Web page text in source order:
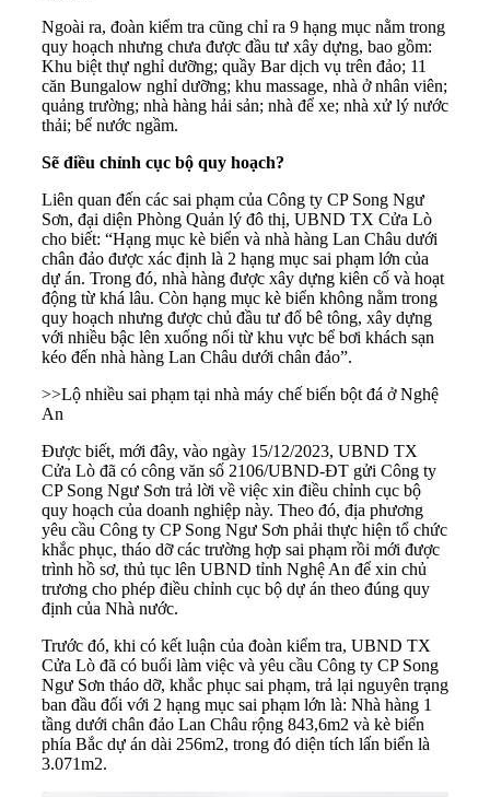
Ngoài ra, đoàn kiểm tra cũng chỉ ra 9 hạng mục nằm trong
quy hoạch nhưng chưa được đầu tư xây dựng, bao gồm:
Khu biệt thự nghỉ dưỡng; quầy Bar dịch vụ trên đảo; 11
căn Bungalow nghỉ dưỡng; khu massage, nhà ở nhân viên;
quảng trường; nhà hàng hải sản; nhà để xe; nhà xử lý nước
thải; bể nước ngầm.
Sẽ điều chỉnh cục bộ quy hoạch?
Liên quan đến các sai phạm của Công ty CP Song Ngư
Sơn, đại diện Phòng Quản lý đô thị, UBND TX Cửa Lò
cho biết: “Hạng mục kè biển và nhà hàng Lan Châu dưới
chân đảo được xác định là 2 hạng mục sai phạm lớn của
dự án. Trong đó, nhà hàng được xây dựng kiên cố và hoạt
động từ khá lâu. Còn hạng mục kè biển không nằm trong
quy hoạch nhưng được chủ đầu tư đổ bê tông, xây dựng
với nhiều bậc lên xuống nối từ khu vực bể bơi khách sạn
kéo đến nhà hàng Lan Châu dưới chân đảo”.
>>Lộ nhiều sai phạm tại nhà máy chế biến bột đá ở Nghệ
An
Được biết, mới đây, vào ngày 15/12/2023, UBND TX
Cửa Lò đã có công văn số 2106/UBND-ĐT gửi Công ty
CP Song Ngư Sơn trả lời về việc xin điều chỉnh cục bộ
quy hoạch của doanh nghiệp này. Theo đó, địa phương
yêu cầu Công ty CP Song Ngư Sơn phải thực hiện tổ chức
khắc phục, tháo dỡ các trường hợp sai phạm rồi mới được
trình hồ sơ, thủ tục lên UBND tỉnh Nghệ An để xin chủ
trương cho phép điều chỉnh cục bộ dự án theo đúng quy
định của Nhà nước.
Trước đó, khi có kết luận của đoàn kiểm tra, UBND TX
Cửa Lò đã có buổi làm việc và yêu cầu Công ty CP Song
Ngư Sơn tháo dỡ, khắc phục sai phạm, trả lại nguyên trạng
ban đầu đối với 2 hạng mục sai phạm lớn là: Nhà hàng 1
tầng dưới chân đảo Lan Châu rộng 843,6m2 và kè biển
phía Bắc dự án dài 256m2, trong đó diện tích lấn biển là
3.071m2.